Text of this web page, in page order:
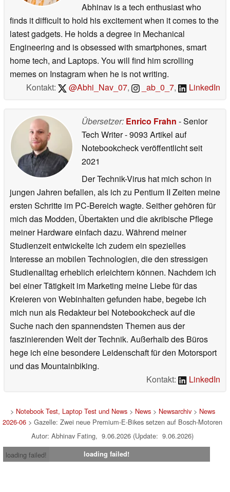
Abhinav is a tech enthusiast who
finds it difficult to hold his excitement when it comes to the
latest gadgets. He holds a degree in Mechanical
Engineering and is obsessed with smartphones, smart
home tech, and Laptops. You will find him scrolling
memes on Instagram when he is not writing.
Kontakt:
@Abhi_Nav_07, _ab_0_7, LinkedIn
Übersetzer: Enrico Frahn - Senior
Tech Writer- 9093 Artikel auf
Notebookcheck veröffentlichtseit
2021
Der Technik-Virus hat mich schon in
jungen Jahren befallen, als ich zu Pentium II Zeiten meine
ersten Schritte im PC-Bereich wagte. Seither gehören für
mich das Modden, Übertakten und die akribische Pflege
meiner Hardware einfach dazu. Während meiner
Studienzeit entwickelte ich zudem ein spezielles
Interesse an mobilen Technologien, die den stressigen
Studienalltag erheblich erleichtern können. Nachdem ich
bei einer Tätigkeit im Marketing meine Liebe für das
Kreieren von Webinhalten gefunden habe, begebe ich
mich nun als Redakteur bei Notebookcheck auf die
Suche nach den spannendsten Themen aus der
faszinierenden Welt der Technik. Außerhalb des Büros
hege ich eine besondere Leidenschaft für den Motorsport
und das Mountainbiking.
Kontakt:
LinkedIn
> Notebook Test, Laptop Test und News> News> Newsarchiv> News
2026-06 > Gazelle: Zwei neue Premium-E-Bikes setzen auf Bosch-Motoren
Autor: Abhinav Fating, 9.06.2026 (Update: 9.06.2026)
loading failed!
loading failed!